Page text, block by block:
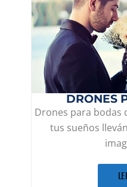
DRONES
Drones para bodas
tus sueños